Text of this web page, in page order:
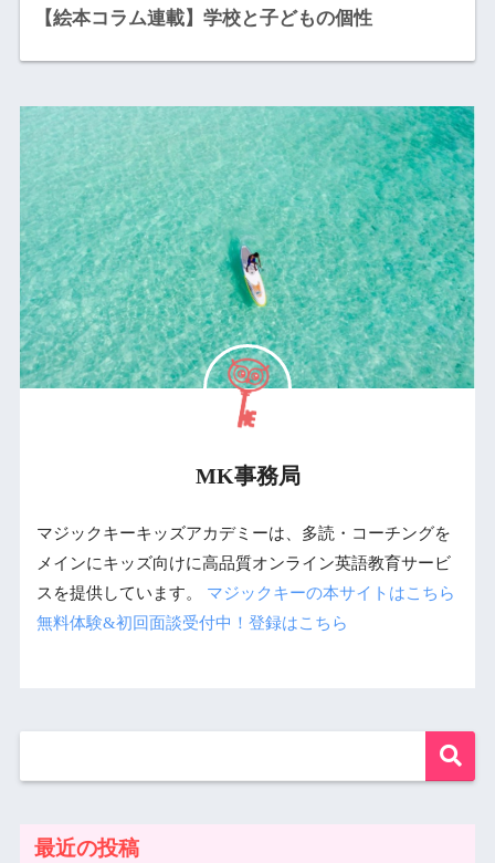
【絵本コラム連載】学校と子どもの個性
MK事務局
マジックキーキッズアカデミーは、多読・コーチングを
メインにキッズ向けに高品質オンライン英語教育サービ
スを提供しています。 マジックキーの本サイトはこちら
無料体験&初回面談受付中！登録はこちら
最近の投稿